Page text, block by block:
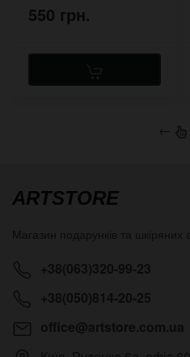
550 грн.
←
ARTSTORE